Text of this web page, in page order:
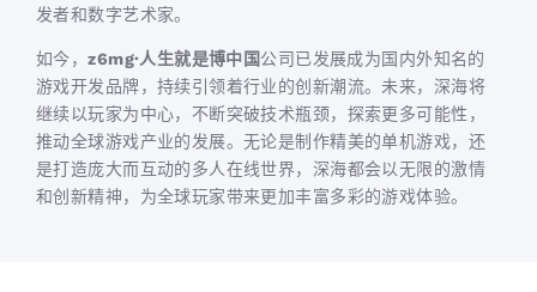
发者和数字艺术家。
如今，z6mg·人生就是博中国公司已发展成为国内外知名的
游戏开发品牌，持续引领着行业的创新潮流。未来，深海将
继续以玩家为中心，不断突破技术瓶颈，探索更多可能性，
推动全球游戏产业的发展。无论是制作精美的单机游戏，还
是打造庞大而互动的多人在线世界，深海都会以无限的激情
和创新精神，为全球玩家带来更加丰富多彩的游戏体验。